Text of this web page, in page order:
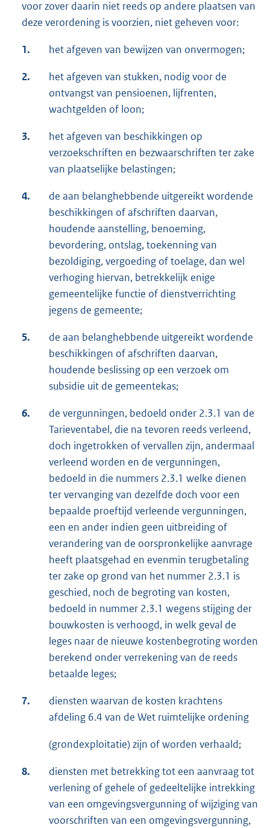
voor zover daarin niet reeds op andere plaatsen van
deze verordening is voorzien, niet geheven voor:
1. het afgeven van bewijzen van onvermogen;
2.
het afgeven van stukken, nodig voor de
ontvangst van pensioenen, lijfrenten,
wachtgelden of loon;
3.
het afgeven van beschikkingen op
verzoekschriften en bezwaarschriften ter zake
van plaatselijke belastingen;
4.
de aan belanghebbende uitgereikt wordende
beschikkingen of afschriften daarvan,
houdende aanstelling, benoeming,
bevordering, ontslag, toekenning van
bezoldiging, vergoeding of toelage, dan wel
verhoging hiervan, betrekkelijk enige
gemeentelijke functie of dienstverrichting
jegens de gemeente;
5.
de aan belanghebbende uitgereikt wordende
beschikkingen of afschriften daarvan,
houdende beslissing op een verzoek om
subsidie uit de gemeentekas;
6.
de vergunningen, bedoeld onder 2.3.1 van de
Tarieventabel, die na tevoren reeds verleend,
doch ingetrokken of vervallen zijn, andermaal
verleend worden en de vergunningen,
bedoeld in die nummers 2.3.1 welke dienen
ter vervanging van dezelfde doch voor een
bepaalde proeftijd verleende vergunningen,
een en ander indien geen uitbreiding of
verandering van de oorspronkelijke aanvrage
heeft plaatsgehad en evenmin terugbetaling
ter zake op grond van het nummer 2.3.1 is
geschied, noch de begroting van kosten,
bedoeld in nummer 2.3.1 wegens stijging der
bouwkosten is verhoogd, in welk geval de
leges naar de nieuwe kostenbegroting worden
berekend onder verrekening van de reeds
betaalde leges;
7.
diensten waarvan de kosten krachtens
afdeling 6.4 van de Wet ruimtelijke ordening
(grondexploitatie) zijn of worden verhaald;
8.
diensten met betrekking tot een aanvraag tot
verlening of gehele of gedeeltelijke intrekking
van een omgevingsvergunning of wijziging van
voorschriften van een omgevingsvergunning,